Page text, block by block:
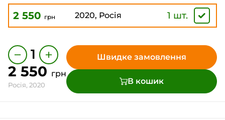
2 550 грн 2020, Росія 1 шт.
− 1
+
2 550 грн
Росія, 2020
Швидке замовлення
В кошик